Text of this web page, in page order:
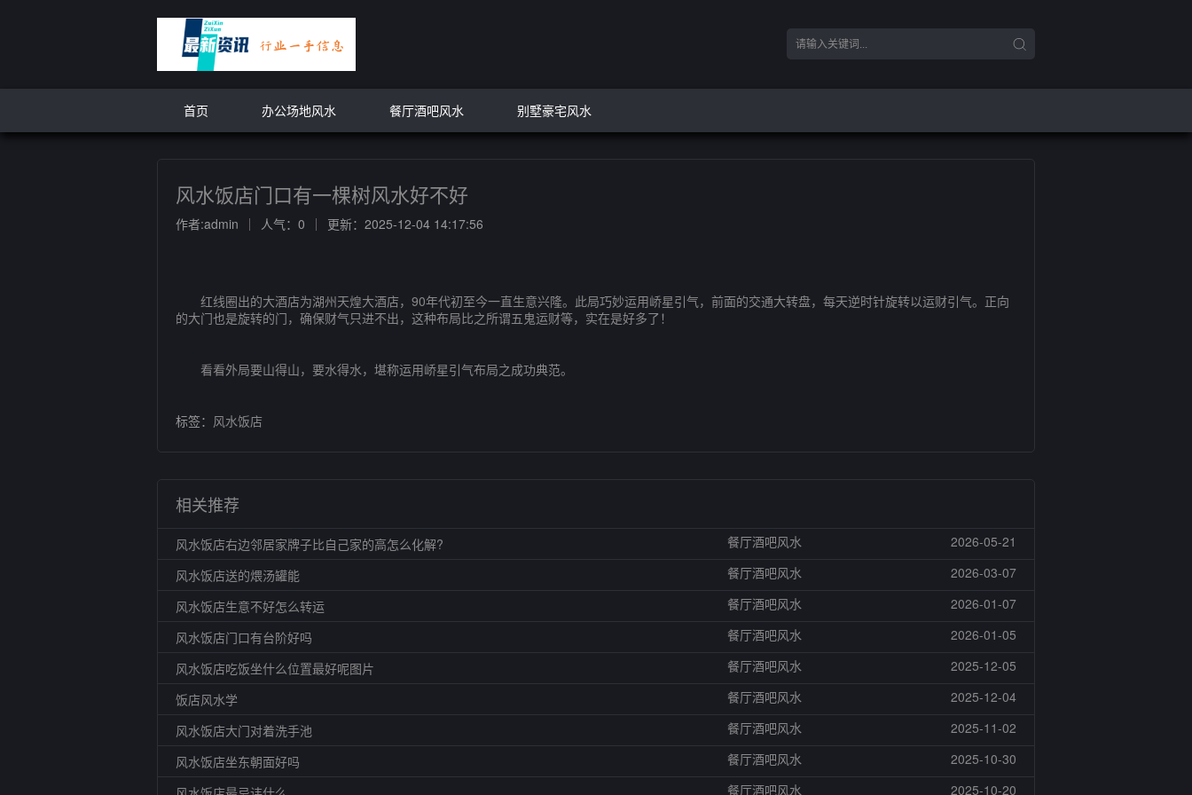
首页 办公场地风水 餐厅酒吧风水 别墅豪宅风水
风水饭店门口有一棵树风水好不好
作者:admin 人气：0 更新：2025-12-04 14:17:56
红线圈出的大酒店为湖州天煌大酒店，90年代初至今一直生意兴隆。此局巧妙运用峤星引气，前面的交通大转盘，每天逆时针旋转以运财引气。正向
的大门也是旋转的门，确保财气只进不出，这种布局比之所谓五鬼运财等，实在是好多了！
看看外局要山得山，要水得水，堪称运用峤星引气布局之成功典范。
标签： 风水饭店
相关推荐
风水饭店右边邻居家牌子比自己家的高怎么化解? 餐厅酒吧风水
2026-05-21
风水饭店送的煨汤罐能
餐厅酒吧风水
2026-03-07
风水饭店生意不好怎么转运
餐厅酒吧风水
2026-01-07
风水饭店门口有台阶好吗
餐厅酒吧风水
2026-01-05
风水饭店吃饭坐什么位置最好呢图片
餐厅酒吧风水
2025-12-05
饭店风水学
餐厅酒吧风水
2025-12-04
风水饭店大门对着洗手池
餐厅酒吧风水
2025-11-02
风水饭店坐东朝面好吗
餐厅酒吧风水
2025-10-30
餐厅酒吧风水 2025-10-20